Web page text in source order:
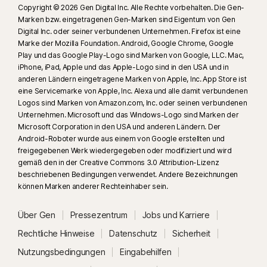
Der automatischen Deepfake-Schutz steht nur für Videos in englischer
Sprache auf den unterstützten Social-Media-/Video-Plattformen zur
Verfügung. Verwenden Sie auf anderen Plattformen manuelle Scans.
Windows 11 oder höher und ein unterstützter Browser sind
erforderlich. Für die automatische Erkennung ist außerdem ein PC mit KI
(Qualcomm- oder Intel-CPU mit mindestens 8 Prozessorkernen, 16 GB
RAM) oder ein PC ohne KI (CPU einer beliebigen Marke mit mindestens 6
Prozessorkernen, 16 GB RAM) erforderlich. Auf PCs ohne KI mit einer CPU
mit mindestens 4 Prozessorkernen und 8 GB RAM sind nur manuelle
Scans verfügbar. Vollständige Informationen finden Sie unter
Norton.com/deepfakesupport.
Der Deepfake-Schutz im Norton Genie KI-Assistenten ist derzeit im
YouTube-Videos auf Englisch unterstützt.
Norton Safe Search zeigt keine Sicherheitsbewertung für gesponserte
Copyright © 2026 Gen Digital Inc. Alle Rechte vorbehalten. Die Gen-
Marken bzw. eingetragenen Gen-Marken sind Eigentum von Gen
Digital Inc. oder seiner verbundenen Unternehmen. Firefox ist eine
Marke der Mozilla Foundation. Android, Google Chrome, Google
Play und das Google Play-Logo sind Marken von Google, LLC. Mac,
iPhone, iPad, Apple und das Apple-Logo sind in den USA und in
anderen Ländern eingetragene Marken von Apple, Inc. App Store ist
eine Servicemarke von Apple, Inc. Alexa und alle damit verbundenen
Logos sind Marken von Amazon.com, Inc. oder seinen verbundenen
Unternehmen. Microsoft und das Windows-Logo sind Marken der
Microsoft Corporation in den USA und anderen Ländern. Der
Android-Roboter wurde aus einem von Google erstellten und
freigegebenen Werk wiedergegeben oder modifiziert und wird
gemäß den in der Creative Commons 3.0 Attribution-Lizenz
beschriebenen Bedingungen verwendet. Andere Bezeichnungen
können Marken anderer Rechteinhaber sein.
Über Gen Pressezentrum
Jobs und Karriere
Rechtliche Hinweise
Datenschutz
Sicherheit
Nutzungsbedingungen
Eingabehilfen